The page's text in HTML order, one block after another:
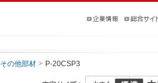
その他部材 P-20CSP3